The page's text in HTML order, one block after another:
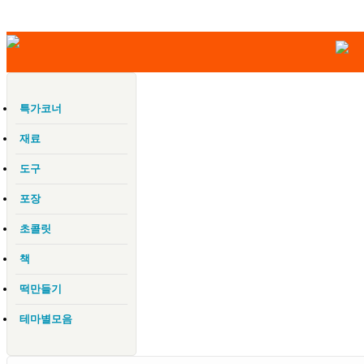
특가코너
재료
도구
포장
초콜릿
책
떡만들기
테마별모음